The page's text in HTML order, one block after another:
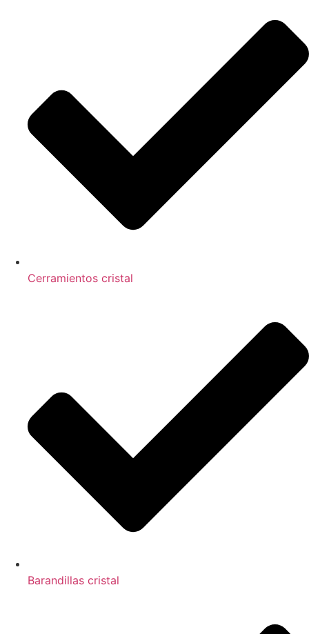
Cerramientos cristal
Barandillas cristal